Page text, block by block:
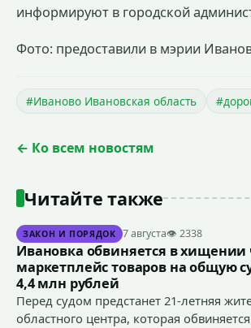
информируют в городской
Фото: предоставили в мэрии
#Иваново Ивановская область
← Ко всем новостям
Читайте также
ЗАКОН И ПОРЯДОК 7 августа👁 2338
Ивановка обвиняется в хищении
маркетплейс товаров на общую
4,4 млн рублей
Перед судом предстанет 21-летняя
областного центра, которая